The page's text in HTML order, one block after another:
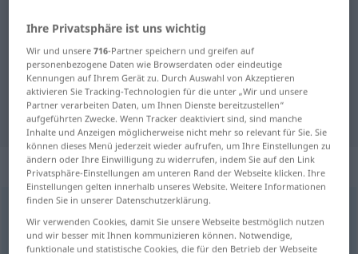
Englisch-Deutsch Wörterbuch
Englisch-Deutsch Übersetzung für
"baggage"
"baggage" Deutsch Übersetzung
„baggage“: noun
baggage [ˈbægidʒ]s
Übersicht aller Übersetzungen
Ihre Privatsphäre ist uns wichtig
Wir und unsere716-Partner speichern und greifen auf
personenbezogene Daten wie Browserdaten oder eindeutige
Kennungen auf Ihrem Gerät zu. Durch Auswahl von Akzeptieren
aktivieren Sie Tracking-Technologien für die unter „Wir und unsere
Partner verarbeiten Daten, um Ihnen Dienste bereitzustellen“
aufgeführten Zwecke. Wenn Tracker deaktiviert sind, sind manche
Inhalte und Anzeigen möglicherweise nicht mehr so relevant für Sie. Sie
können dieses Menü jederzeit wieder aufrufen, um Ihre Einstellungen zu
ändern oder Ihre Einwilligung zu widerrufen, indem Sie auf den Link
Privatsphäre-Einstellungen am unteren Rand der Webseite klicken. Ihre
Einstellungen gelten innerhalb unseres Website. Weitere Informationen
finden Sie in unserer Datenschutzerklärung.
Wir verwenden Cookies, damit Sie unsere Webseite bestmöglich nutzen
und wir besser mit Ihnen kommunizieren können. Notwendige,
funktionale und statistische Cookies, die für den Betrieb der Webseite